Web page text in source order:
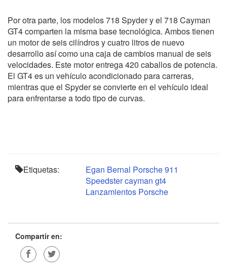
Por otra parte, los modelos 718 Spyder y el 718 Cayman
GT4 comparten la misma base tecnológica. Ambos tienen
un motor de seis cilíndros y cuatro litros de nuevo
desarrollo así como una caja de cambios manual de seis
velocidades. Este motor entrega 420 caballos de potencia.
El GT4 es un vehículo acondicionado para carreras,
mientras que el Spyder se convierte en el vehículo ideal
para enfrentarse a todo tipo de curvas.
Etiquetas: Egan Bernal Porsche911
Speedstercayman gt4
Lanzamientos Porsche
Compartir en: